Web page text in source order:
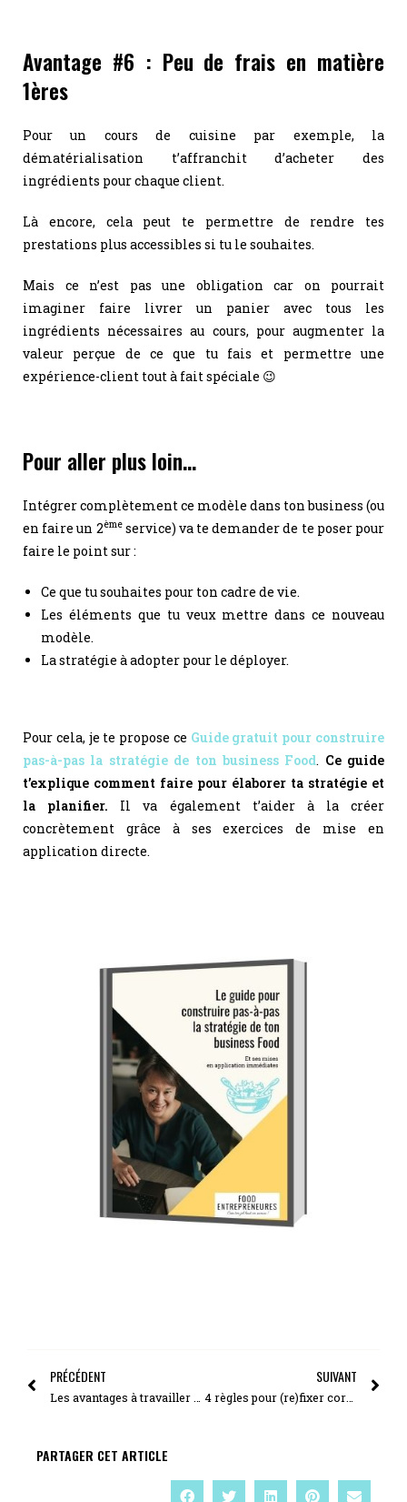
Avantage #6 : Peu de frais en matière
1ères
Pour un cours de cuisine par exemple, la
dématérialisation t’affranchit d’acheter des
ingrédients pour chaque client.
Là encore, cela peut te permettre de rendre tes
prestations plus accessibles si tu le souhaites.
Mais ce n’est pas une obligation car on pourrait
imaginer faire livrer un panier avec tous les
ingrédients nécessaires au cours, pour augmenter la
valeur perçue de ce que tu fais et permettre une
expérience-client tout à fait spéciale 😉
Pour aller plus loin…
Intégrer complètement ce modèle dans ton business (ou
en faire un 2èmeservice) va te demander de te poser pour
faire le point sur :
Ce que tu souhaites pour ton cadre de vie.
Les éléments que tu veux mettre dans ce nouveau
modèle.
La stratégie à adopter pour le déployer.
Pour cela, je te propose ce Guide gratuit pour construire
pas-à-pas la stratégie de ton business Food. Ce guide
t’explique comment faire pour élaborer ta stratégie et
la planifier. Il va également t’aider à la créer
concrètement grâce à ses exercices de mise en
application directe.
PRÉCÉDENT SUIVANT
4 règles pour (re)fixer correctement tes tarifs
PARTAGER CET ARTICLE